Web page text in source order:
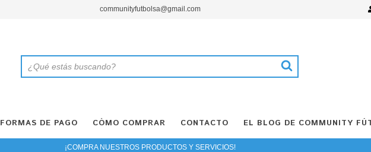
communityfutbolsa@gmail.com
FORMAS DE PAGO CÓMO COMPRAR CONTACTO EL BLOG DE COMMUNITY
¡COMPRA NUESTROS PRODUCTOS Y SERVICIOS!